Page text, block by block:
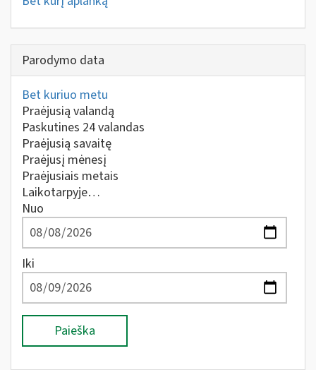
Parodymo data
Bet kuriuo metu
Praėjusią valandą
Paskutines 24 valandas
Praėjusią savaitę
Praėjusį mėnesį
Praėjusiais metais
Laikotarpyje…
Nuo
Iki
Paieška